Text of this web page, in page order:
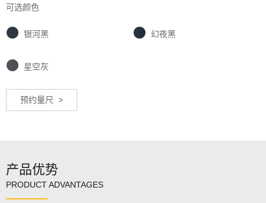
可选颜色
银河黑 幻夜黑
星空灰
预约量尺 >
产品优势
PRODUCT ADVANTAGES